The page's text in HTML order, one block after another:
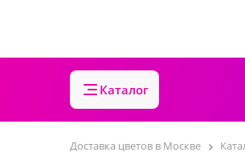
Каталог
Доставка цветов в Москве